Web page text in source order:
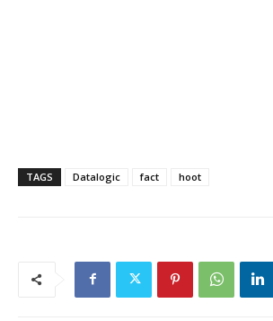
TAGS Datalogic fact hoot